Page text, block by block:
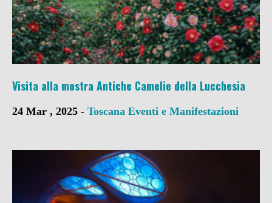
Visita alla mostra Antiche Camelie della Lucchesia
24 Mar , 2025 - Toscana Eventi e Manifestazioni